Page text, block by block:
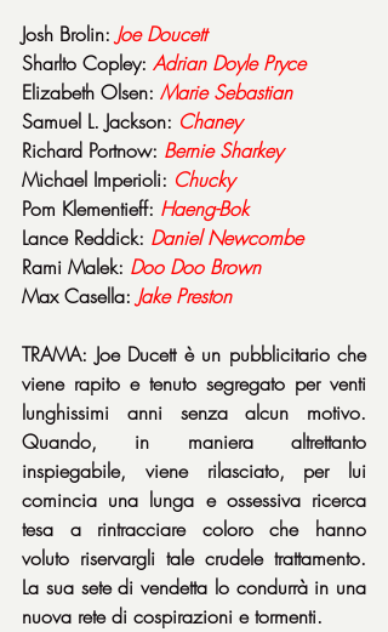
Josh Brolin: Joe Doucett
Sharlto Copley: Adrian Doyle Pryce
Elizabeth Olsen: Marie Sebastian
Samuel L. Jackson: Chaney
Richard Portnow: Bernie Sharkey
Michael Imperioli: Chucky
Pom Klementieff: Haeng-Bok
Lance Reddick: Daniel Newcombe
Rami Malek: Doo Doo Brown
Max Casella: Jake Preston
TRAMA: Joe Ducett è un pubblicitario che
viene rapito e tenuto segregato per venti
lunghissimi anni senza alcun motivo.
Quando, in maniera altrettanto
inspiegabile, viene rilasciato, per lui
comincia una lunga e ossessiva ricerca
tesa a rintracciare coloro che hanno
voluto riservargli tale crudele trattamento.
La sua sete di vendetta lo condurrà in una
nuova rete di cospirazioni e tormenti.